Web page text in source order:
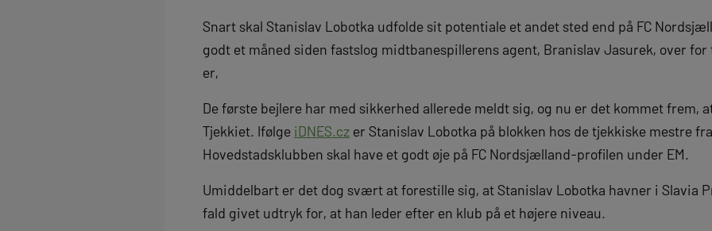
Snart skal Stanislav Lobotka udfolde sit potentiale et andet sted end på FC
godt et måned siden fastslog midtbanespillerens agent, Branislav Jasurek, over
er,
De første bejlere har med sikkerhed allerede meldt sig, og nu er det kommet frem,
Tjekkiet. Ifølge iDNES.cz er Stanislav Lobotka på blokken hos de tjekkiske mestre
Hovedstadsklubben skal have et godt øje på FC Nordsjælland-profilen under EM.
Umiddelbart er det dog svært at forestille sig, at Stanislav Lobotka havner i Slavia
fald givet udtryk for, at han leder efter en klub på et højere niveau.